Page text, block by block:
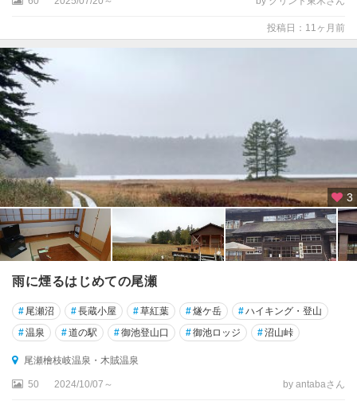
投稿日：11ヶ月前
3
雨に煙るはじめての尾瀬
# 尾瀬沼 #長蔵小屋 #草紅葉 #燧ケ岳 #ハイキング・登山
#温泉 #道の駅 #御池登山口 #御池ロッジ #沼山峠
尾瀬檜枝岐温泉・木賊温泉
50 2024/10/07～ by antabaさん